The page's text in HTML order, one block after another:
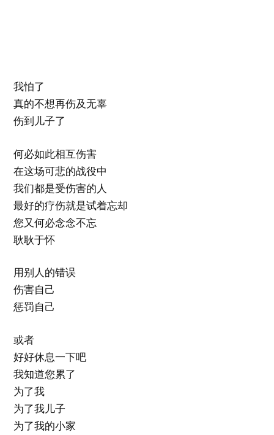
我怕了
真的不想再伤及无辜
伤到儿子了
何必如此相互伤害
在这场可悲的战役中
我们都是受伤害的人
最好的疗伤就是试着忘却
您又何必念念不忘
耿耿于怀
用别人的错误
伤害自己
惩罚自己
或者
好好休息一下吧
我知道您累了
为了我
为了我儿子
为了我的小家